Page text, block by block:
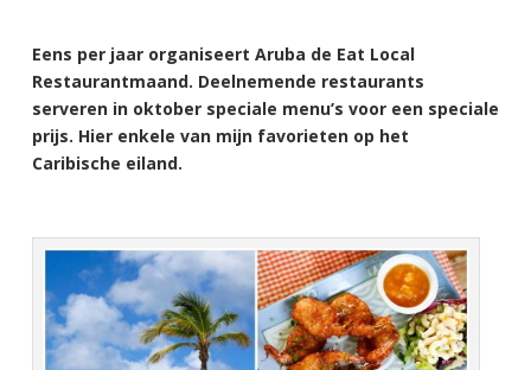
Eens per jaar organiseert Aruba de Eat Local
Restaurantmaand. Deelnemende restaurants
serveren in oktober speciale menu’s voor een speciale
prijs. Hier enkele van mijn favorieten op het
Caribische eiland.